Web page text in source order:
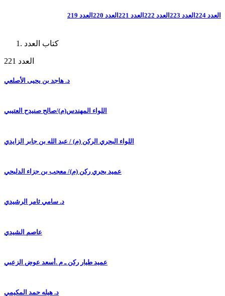
العدد 224 العدد 223 العدد 222 العدد 221 العدد 220 العدد 219
كتاب العدد
العدد 221
د. هاجد بن يحيى الأصلعي
اللواء المهندس(م)/صالح صنيدح العتيبي
اللواء البحري الركن (م) / عبد الله بن جابر الزايدي
عميد بحري ركن (م)/ معجب بن جزاء الدلبحي
د. سامي ثامر الرشيدي
عاصم الشيدي
عميد طيار ركن ـ م .أسعد عوض الزعبي
د. هيله حمد المكيمي